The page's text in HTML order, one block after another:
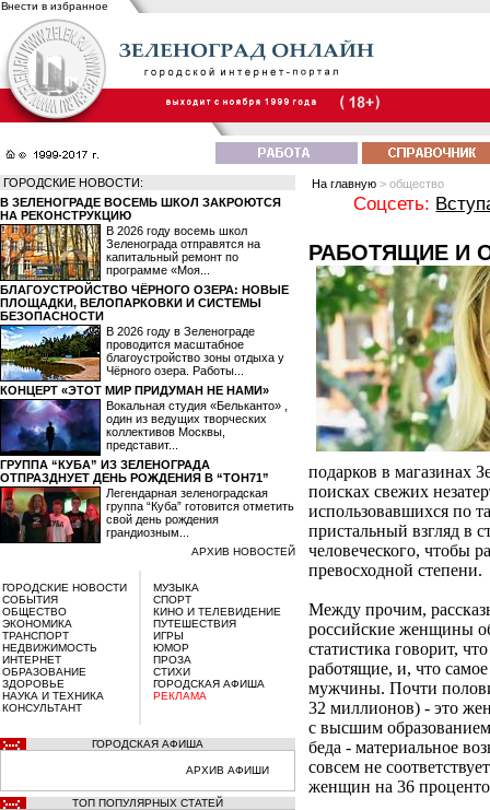
Внести в избранное
ГОРОДСКИЕ НОВОСТИ:
В ЗЕЛЕНОГРАДЕ ВОСЕМЬ ШКОЛ ЗАКРОЮТСЯ
НА РЕКОНСТРУКЦИЮ
В 2026 году восемь школ
Зеленограда отправятся на
капитальный ремонт по
программе «Моя...
БЛАГОУСТРОЙСТВО ЧЁРНОГО ОЗЕРА: НОВЫЕ
ПЛОЩАДКИ, ВЕЛОПАРКОВКИ И СИСТЕМЫ
БЕЗОПАСНОСТИ
В 2026 году в Зеленограде
проводится масштабное
благоустройство зоны отдыха у
Чёрного озера. Работы...
КОНЦЕРТ «ЭТОТ МИР ПРИДУМАН НЕ НАМИ»
Вокальная студия «Бельканто» ,
один из ведущих творческих
коллективов Москвы,
представит...
ГРУППА “КУБА” ИЗ ЗЕЛЕНОГРАДА
ОТПРАЗДНУЕТ ДЕНЬ РОЖДЕНИЯ В “ТОН71”
Легендарная зеленоградская
группа “Куба” готовится отметить
свой день рождения
грандиозным...
АРХИВ НОВОСТЕЙ
ГОРОДСКИЕ НОВОСТИ
СОБЫТИЯ
ОБЩЕСТВО
ЭКОНОМИКА
ТРАНСПОРТ
НЕДВИЖИМОСТЬ
ИНТЕРНЕТ
ОБРАЗОВАНИЕ
ЗДОРОВЬЕ
НАУКА И ТЕХНИКА
КОНСУЛЬТАНТ
МУЗЫКА
СПОРТ
КИНО И ТЕЛЕВИДЕНИЕ
ПУТЕШЕСТВИЯ
ИГРЫ
ЮМОР
ПРОЗА
СТИХИ
ГОРОДСКАЯ АФИША
РЕКЛАМА
ГОРОДСКАЯ АФИША
АРХИВ АФИШИ
ТОП ПОПУЛЯРНЫХ СТАТЕЙ
На главную > общество
Соцсеть:
РАБОТЯЩИЕ И
подарков в магазинах
поисках свежих
использовавшихся по
пристальный взгляд в
человеческого, чтобы
превосходной степени.
Между прочим,
российские женщины
статистика говорит,
работящие, и, что
мужчины. Почти
32 миллионов) - это
с высшим
беда - материальное
совсем не
женщин на 36